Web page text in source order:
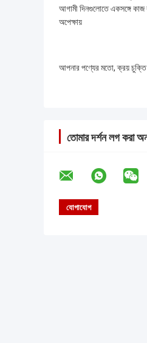
আগামী দিনগুলোতে একসঙ্গে
অপেক্ষায়
আপনার পণ্যের মতো, ক্রয় চুক্তি
তোমার দর্শন লগ করা